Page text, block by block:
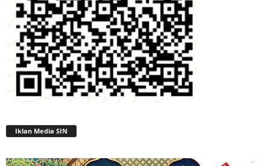
Iklan Media SIN